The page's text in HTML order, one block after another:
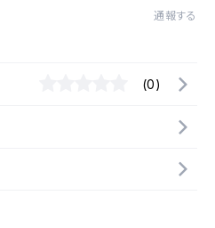
通報する
(0)